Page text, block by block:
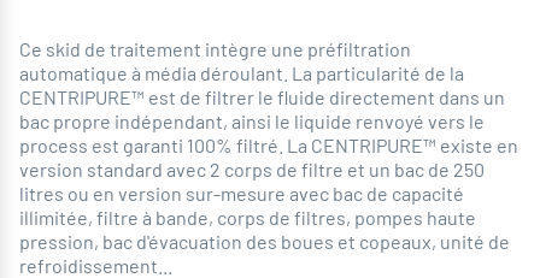
Ce skid de traitement intègre une préfiltration
automatique à média déroulant. La particularité de la
CENTRIPURE™ est de filtrer le fluide directement dans un
bac propre indépendant, ainsi le liquide renvoyé vers le
process est garanti 100% filtré. La CENTRIPURE™ existe en
version standard avec 2 corps de filtre et un bac de 250
litres ou en version sur-mesure avec bac de capacité
illimitée, filtre à bande, corps de filtres, pompes haute
pression, bac d'évacuation des boues et copeaux, unité de
refroidissement...